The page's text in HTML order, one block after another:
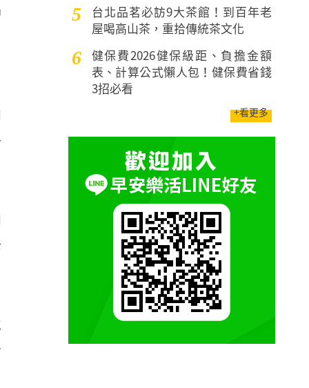
5
台北品茗必訪9大茶館！到百年老
屋喝高山茶，重拾傳統茶文化
6
健保費2026健保級距、負擔金額
表、計算公式懶人包！健保費省錢
3招必看
+看更多